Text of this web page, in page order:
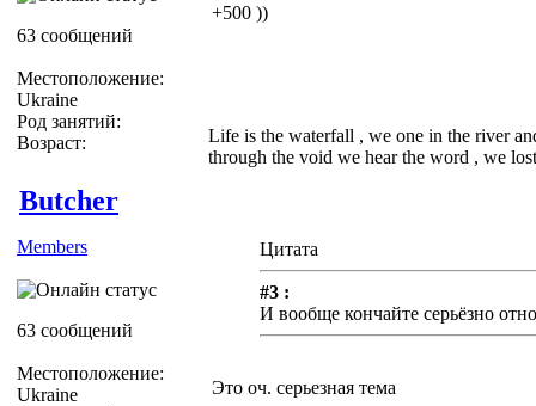
63 сообщений
Местоположение:
Ukraine
Род занятий:
Возраст:
+500 ))
Life is the waterfall , we one in the river
through the void we hear the word , we
Butcher
Members
63 сообщений
Местоположение:
Ukraine
Цитата
#3 :
И вообще кончайте серьёзно
Это оч. серьезная тема